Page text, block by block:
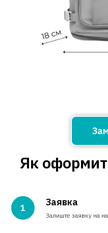
Як
Заявка
Залиште заявку на